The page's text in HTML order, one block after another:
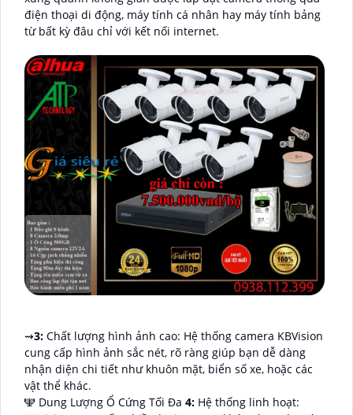
điện thoại di động, máy tính cá nhân hay máy tính bảng
từ bất kỳ đâu chỉ với kết nối internet.
⇝3: Chất lượng hình ảnh cao: Hệ thống camera KBVision
cung cấp hình ảnh sắc nét, rõ ràng giúp bạn dễ dàng
nhận diện chi tiết như khuôn mặt, biển số xe, hoặc các
vật thể khác.
🕎 Dung Lượng Ổ Cứng Tối Đa 4: Hệ thống linh hoạt: